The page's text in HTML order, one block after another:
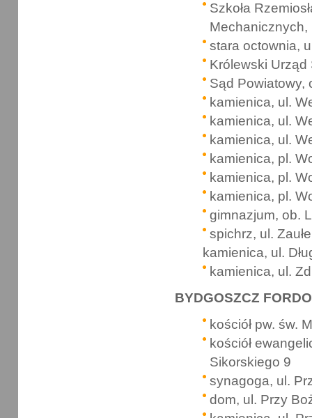
Szkoła
Mechanicznych,
stara octownia,
Królewski Urząd
Sąd Powiatowy,
kamienica, ul.
kamienica, ul.
kamienica, ul.
kamienica, pl.
kamienica, pl.
kamienica, pl.
gimnazjum, ob.
spichrz, ul.
kamienica, ul.
kamienica, ul.
BYDGOSZCZ
kościół pw. św.
kościół
Sikorskiego 9
synagoga, ul.
dom, ul. Przy